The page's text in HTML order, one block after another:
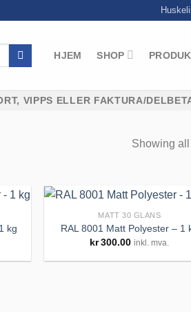
HJEM SHOP
VIPPS ELLER FAKTURA/
Showing
til
kg
MATT 30 GLANS
RAL 8001 Matt Polyester – 1
kr300.00 inkl. mva.